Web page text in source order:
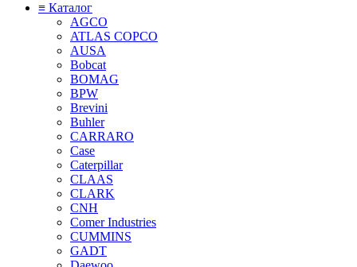
≡ Каталог
AGCO
ATLAS COPCO
AUSA
Bobcat
BOMAG
BPW
Brevini
Buhler
CARRARO
Case
Caterpillar
CLAAS
CLARK
CNH
Comer Industries
CUMMINS
GADT